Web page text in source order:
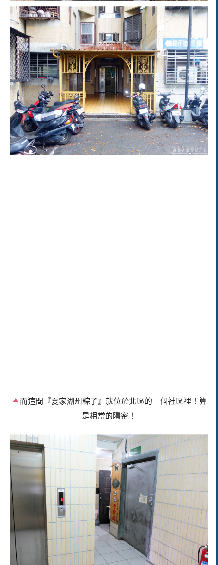
而這間
『夏家湖州粽子』就位於北區的一個社區裡！算
是相當的隱密！